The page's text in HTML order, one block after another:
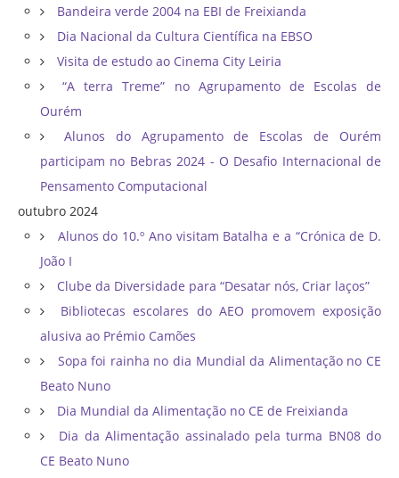
Bandeira verde 2004 na EBI de Freixianda
Dia Nacional da Cultura Científica na EBSO
Visita de estudo ao Cinema City Leiria
“A terra Treme” no Agrupamento de Escolas de
Ourém
Alunos do Agrupamento de Escolas de Ourém
participam no Bebras 2024 - O Desafio Internacional de
Pensamento Computacional
outubro 2024
Alunos do 10.º Ano visitam Batalha e a “Crónica de D.
João I
Clube da Diversidade para “Desatar nós, Criar laços”
Bibliotecas escolares do AEO promovem exposição
alusiva ao Prémio Camões
Sopa foi rainha no dia Mundial da Alimentação no CE
Beato Nuno
Dia Mundial da Alimentação no CE de Freixianda
Dia da Alimentação assinalado pela turma BN08 do
CE Beato Nuno